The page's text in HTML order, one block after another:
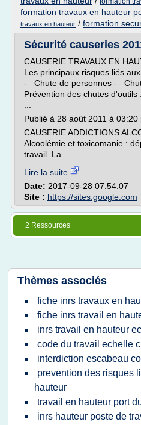
formation travaux en hauteur
travaux en hauteur / formation
Sécurité causeries
CAUSERIE TRAVAUX EN
Les principaux risques liés
- Chute de personnes -
Prévention des chutes
Publié à 28 août 2011 à
CAUSERIE ADDICTIONS
Alcoolémie et toxicomanie :
travail. La...
Lire la suite
Date: 2017-09-28 07:54:07
Site : https://sites.google.com
2 Ressources
Thèmes associés
fiche inrs travaux en
fiche inrs travail en
inrs travail en hauteur
code du travail echelle
interdiction escabeau
prevention des risques
hauteur
travail en hauteur port
inrs hauteur poste de